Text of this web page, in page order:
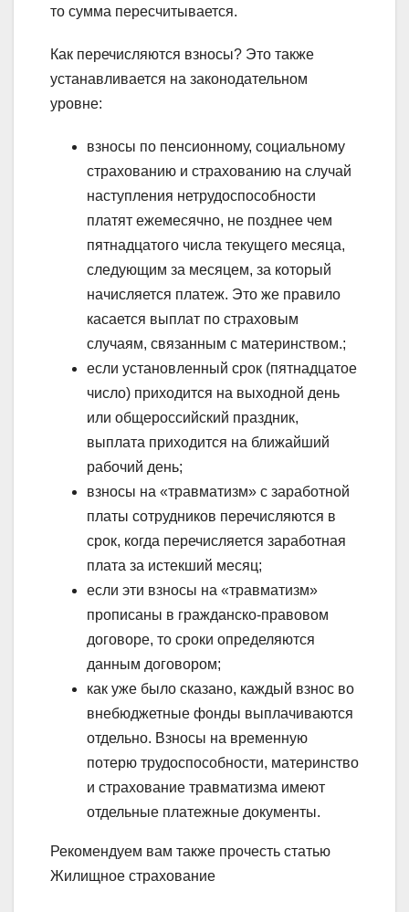
то сумма пересчитывается.
Как перечисляются взносы? Это также
устанавливается на законодательном
уровне:
взносы по пенсионному, социальному
страхованию и страхованию на случай
наступления нетрудоспособности
платят ежемесячно, не позднее чем
пятнадцатого числа текущего месяца,
следующим за месяцем, за который
начисляется платеж. Это же правило
касается выплат по страховым
случаям, связанным с материнством.;
если установленный срок (пятнадцатое
число) приходится на выходной день
или общероссийский праздник,
выплата приходится на ближайший
рабочий день;
взносы на «травматизм» с заработной
платы сотрудников перечисляются в
срок, когда перечисляется заработная
плата за истекший месяц;
если эти взносы на «травматизм»
прописаны в гражданско-правовом
договоре, то сроки определяются
данным договором;
как уже было сказано, каждый взнос во
внебюджетные фонды выплачиваются
отдельно. Взносы на временную
потерю трудоспособности, материнство
и страхование травматизма имеют
отдельные платежные документы.
Рекомендуем вам также прочесть статью
Жилищное страхование